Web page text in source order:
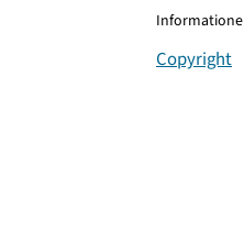
Copyright